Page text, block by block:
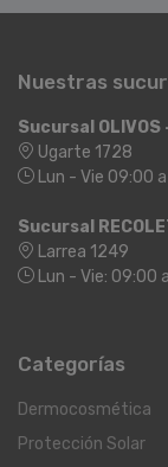
Nuestras
Sucursal OLIVOS
Ugarte 1728
Lun - Vie 09:00
Sucursal
Larrea 1249
Lun - Vie: 09:00
Categorías
Dermocosmética
Protección Solar